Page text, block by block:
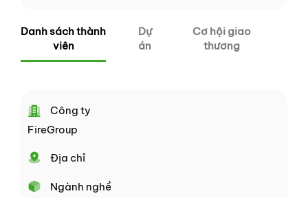
Danh sách thành
viên
Dự
án
Cơ hội giao
thương
Công ty
FireGroup
Địa chỉ
Ngành nghề